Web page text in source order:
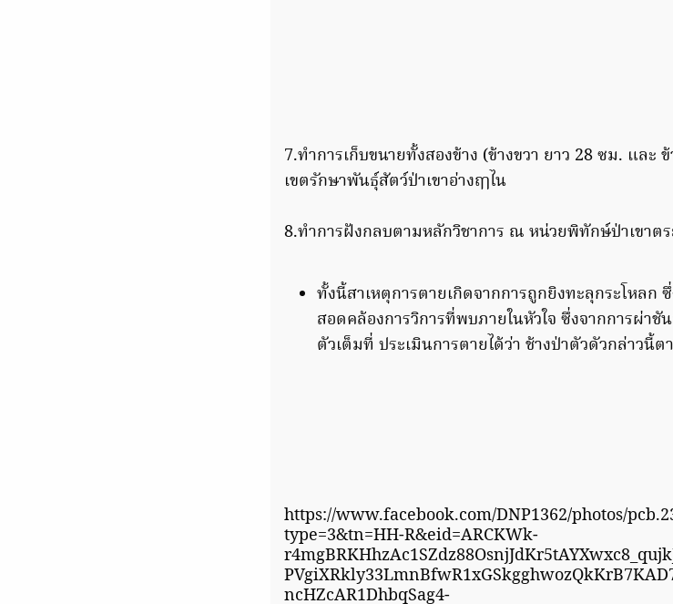
7.ทำการเก็บขนายทั้งสองข้าง (ข้างขวา ยาว 28 ซม. และ
เขตรักษาพันธุ์สัตว์ป่าเขาอ่างฤๅไน
8.ทำการฝังกลบตามหลักวิชาการ ณ หน่วยพิทักษ์ป่าเขาต
ทั้งนี้สาเหตุการตายเกิดจากการถูกยิงทะลุกระโหลก
สอดคล้องการวิการที่พบภายในหัวใจ ซึ่งจากการผ่า
ตัวเต็มที่ ประเมินการตายได้ว่า ช้างป่าตัวดัวกล่าวนี้
https://www.facebook.com/DNP1362/photos/
type=3&tn=HH-R&eid=ARCKWk-
ncHZcAR1DhbqSag4-